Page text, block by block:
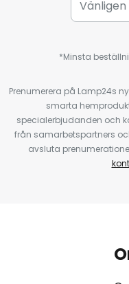
*Minsta
Prenumerera på Lamp24s
smarta
specialerbjudanden och
från samarbetspartners
avsluta